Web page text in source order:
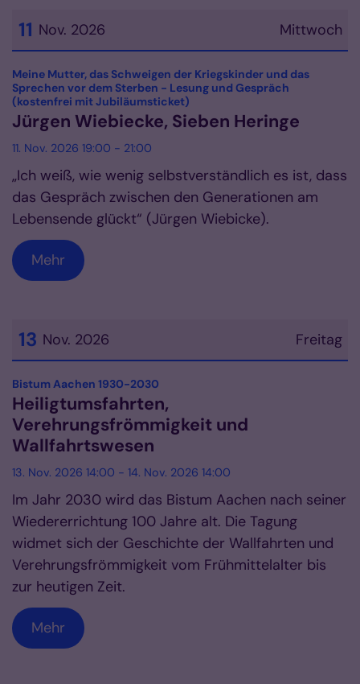
Mittwoch
11 Nov. 2026
Datum: 11. November 2026
Meine Mutter, das Schweigen der Kriegskinder und das
Sprechen vor dem Sterben - Lesung und Gespräch
(kostenfrei mit Jubiläumsticket)
Jürgen Wiebiecke, Sieben Heringe
11. Nov. 2026 19:00 - 21:00
„Ich weiß, wie wenig selbstverständlich es ist, dass
das Gespräch zwischen den Generationen am
Lebensende glückt“ (Jürgen Wiebicke).
Mehr
Freitag
13 Nov. 2026
Datum: 13. November 2026
Bistum Aachen 1930-2030
Heiligtumsfahrten,
Verehrungsfrömmigkeit und
Wallfahrtswesen
13. Nov. 2026 14:00 - 14. Nov. 2026 14:00
Im Jahr 2030 wird das Bistum Aachen nach seiner
Wiedererrichtung 100 Jahre alt. Die Tagung
widmet sich der Geschichte der Wallfahrten und
Verehrungsfrömmigkeit vom Frühmittelalter bis
zur heutigen Zeit.
Mehr